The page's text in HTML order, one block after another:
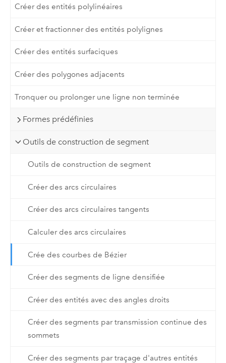
Créer des entités polylinéaires
Créer et fractionner des entités polylignes
Créer des entités surfaciques
Créer des polygones adjacents
Tronquer ou prolonger une ligne non terminée
Formes prédéfinies
Outils de construction de segment
Outils de construction de segment
Créer des arcs circulaires
Créer des arcs circulaires tangents
Calculer des arcs circulaires
Crée des courbes de Bézier
Créer des segments de ligne densifiée
Créer des entités avec des angles droits
Créer des segments par transmission continue des
sommets
Créer des segments par traçage d'autres entités